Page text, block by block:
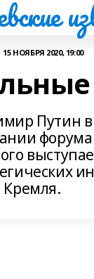
15 НОЯБРЯ 2020, 19:00
Путин
Кремля.